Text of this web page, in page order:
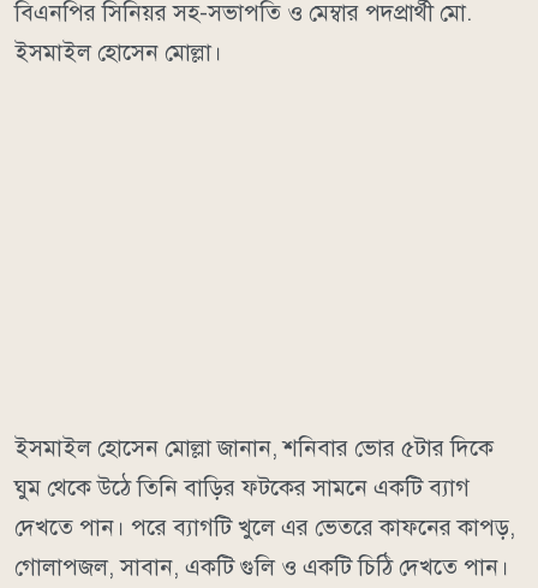
বিএনপির সিনিয়র সহ-সভাপতি ও মেম্বার পদপ্রার্থী মো.
ইসমাইল হোসেন মোল্লা।
ইসমাইল হোসেন মোল্লা জানান, শনিবার ভোর ৫টার দিকে
ঘুম থেকে উঠে তিনি বাড়ির ফটকের সামনে একটি ব্যাগ
দেখতে পান। পরে ব্যাগটি খুলে এর ভেতরে কাফনের কাপড়,
গোলাপজল, সাবান, একটি গুলি ও একটি চিঠি দেখতে পান।